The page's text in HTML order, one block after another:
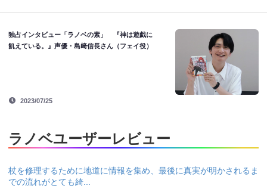
独占インタビュー「ラノベの素」 『神は遊戯に
飢えている。』声優・島﨑信長さん（フェイ役）
2023/07/25
ラノベユーザーレビュー
杖を修理するために地道に情報を集め、最後に真実が明かされるま
での流れがとても綺...